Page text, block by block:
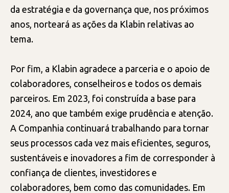
da estratégia e da governança que, nos próximos
anos, norteará as ações da Klabin relativas ao
tema.
Por fim, a Klabin agradece a parceria e o apoio de
colaboradores, conselheiros e todos os demais
parceiros. Em 2023, foi construída a base para
2024, ano que também exige prudência e atenção.
A Companhia continuará trabalhando para tornar
seus processos cada vez mais eficientes, seguros,
sustentáveis e inovadores a fim de corresponder à
confiança de clientes, investidores e
colaboradores, bem como das comunidades. Em